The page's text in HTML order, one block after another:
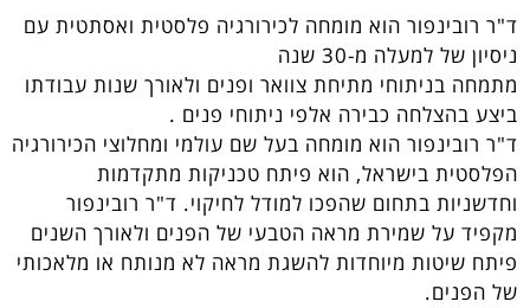
ד"ר רובינפור הוא מומחה לכירורגיה פלסטית ואסתטית עם
ניסיון של למעלה מ-30 שנה
מתמחה בניתוחי מתיחת צוואר ופנים ולאורך שנות עבודתו
ביצע בהצלחה כבירה אלפי ניתוחי פנים .
ד"ר רובינפור הוא מומחה בעל שם עולמי ומחלוצי הכירורגיה
הפלסטית בישראל, הוא פיתח טכניקות מתקדמות
וחדשניות בתחום שהפכו למודל לחיקוי. ד"ר רובינפור
מקפיד על שמירת מראה הטבעי של הפנים ולאורך השנים
פיתח שיטות מיוחדות להשגת מראה לא מנותח או מלאכותי
של הפנים.